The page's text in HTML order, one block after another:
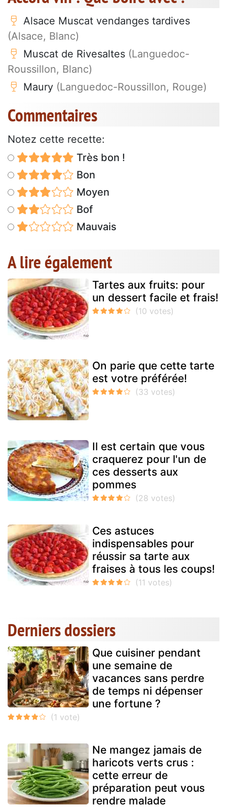
Alsace Muscat vendanges tardives
(Alsace, Blanc)
Muscat de Rivesaltes (Languedoc-
Roussillon, Blanc)
Maury (Languedoc-Roussillon, Rouge)
Commentaires
Notez cette recette:
Très bon !
Bon
Moyen
Bof
Mauvais
A lire également
Tartes aux fruits: pour
un dessert facile et frais!
On parie que cette tarte
est votre préférée!
Il est certain que vous
craquerez pour l'un de
ces desserts aux
pommes
Ces astuces
indispensables pour
réussir sa tarte aux
fraises à tous les coups!
Derniers dossiers
Que cuisiner pendant
une semaine de
vacances sans perdre
de temps ni dépenser
une fortune ?
Ne mangez jamais de
haricots verts crus :
cette erreur de
préparation peut vous
rendre malade